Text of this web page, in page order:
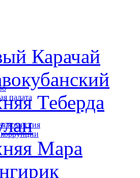
палата
комиссия
Карачай
Теберда
Мара